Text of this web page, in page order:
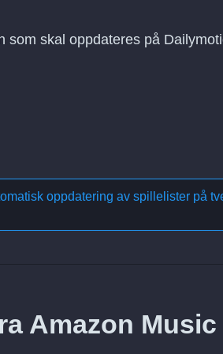
som skal oppdateres på
oppdatering av spillelister på
Amazon